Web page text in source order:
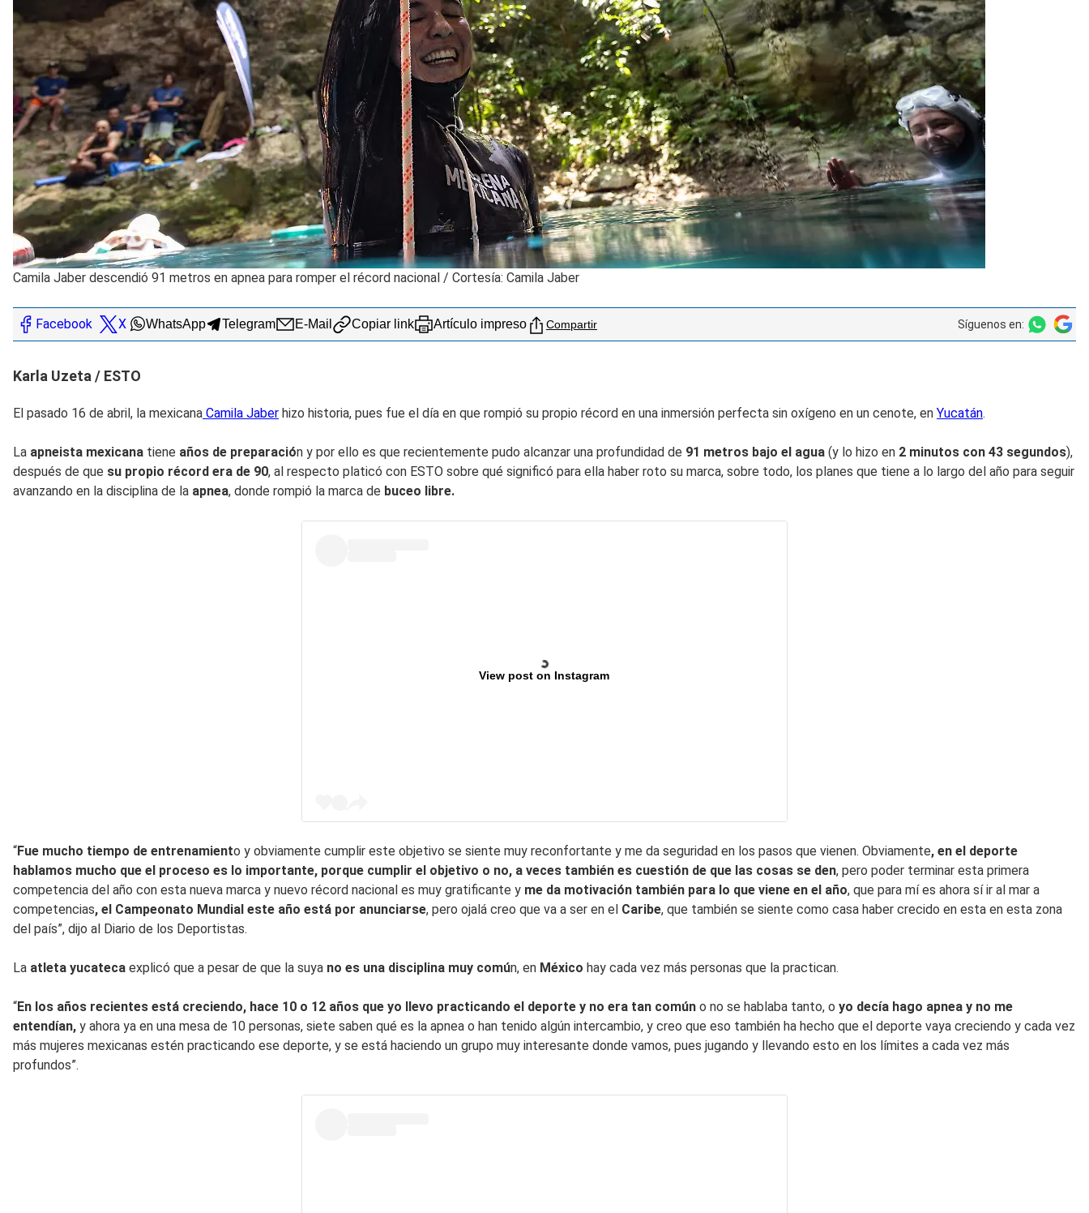
Camila Jaber descendió 91 metros en apnea para romper el récord nacional / Cortesía: Camila Jaber
Facebook X WhatsApp Telegram E-Mail Copiar link Artículo impreso Compartir Síguenos en:
Karla Uzeta / ESTO
El pasado 16 de abril, la mexicana Camila Jaber hizo historia, pues fue el día en que rompió su propio récord en una inmersión perfecta sin oxígeno en un cenote, en Yucatán.
La apneista mexicana tiene años de preparación y por ello es que recientemente pudo alcanzar una profundidad de 91 metros bajo el agua (y lo hizo en 2 minutos con 43 segundos),
después de que su propio récord era de 90, al respecto platicó con ESTO sobre qué significó para ella haber roto su marca, sobre todo, los planes que tiene a lo largo del año para seguir
avanzando en la disciplina de la apnea, donde rompió la marca de buceo libre.
View post on Instagram
“Fue mucho tiempo de entrenamiento y obviamente cumplir este objetivo se siente muy reconfortante y me da seguridad en los pasos que vienen. Obviamente, en el deporte
hablamos mucho que el proceso es lo importante, porque cumplir el objetivo o no, a veces también es cuestión de que las cosas se den, pero poder terminar esta primera
competencia del año con esta nueva marca y nuevo récord nacional es muy gratificante y me da motivación también para lo que viene en el año, que para mí es ahora sí ir al mar a
competencias, el Campeonato Mundial este año está por anunciarse, pero ojalá creo que va a ser en el Caribe, que también se siente como casa haber crecido en esta en esta zona
del país”, dijo al Diario de los Deportistas.
La atleta yucateca explicó que a pesar de que la suya no es una disciplina muy común, en México hay cada vez más personas que la practican.
“En los años recientes está creciendo, hace 10 o 12 años que yo llevo practicando el deporte y no era tan común o no se hablaba tanto, o yo decía hago apnea y no me
entendían, y ahora ya en una mesa de 10 personas, siete saben qué es la apnea o han tenido algún intercambio, y creo que eso también ha hecho que el deporte vaya creciendo y cada vez
más mujeres mexicanas estén practicando ese deporte, y se está haciendo un grupo muy interesante donde vamos, pues jugando y llevando esto en los límites a cada vez más
profundos”.